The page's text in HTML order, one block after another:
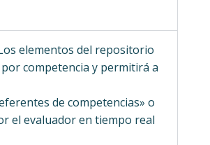
elementos del repositorio
competencia y permitirá a
de competencias» o
el evaluador en tiempo real